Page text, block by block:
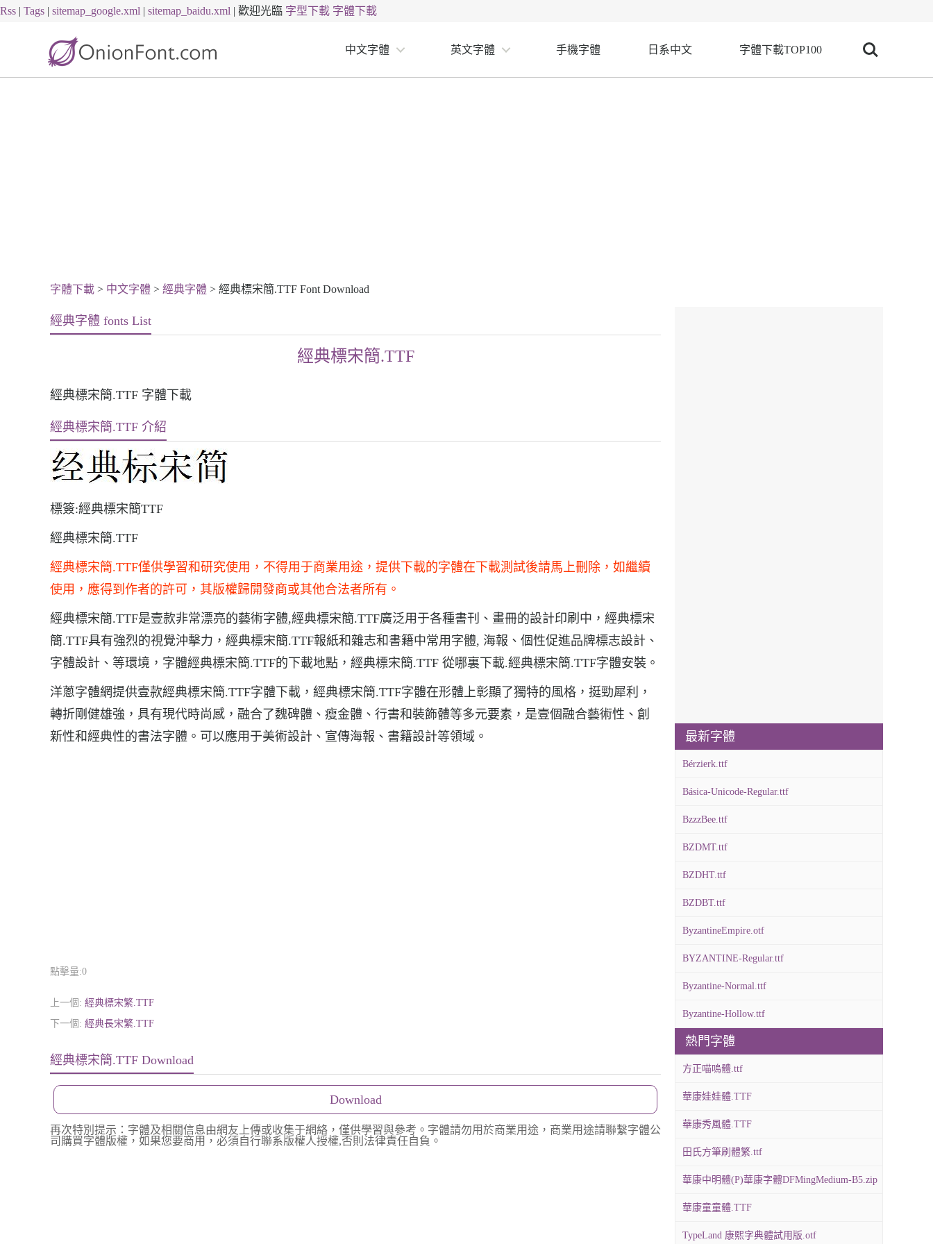
Rss | Tags | sitemap_google.xml | sitemap_baidu.xml | 歡迎光臨 字型下載 字體下載
中文字體 英文字體 手機字體 日系中文 字體下載TOP100
字體下載 > 中文字體 > 經典字體 > 經典標宋簡.TTF Font Download
經典字體 fonts List
經典標宋簡.TTF
經典標宋簡.TTF 字體下載
經典標宋簡.TTF 介紹
標簽:經典標宋簡TTF
經典標宋簡.TTF
經典標宋簡.TTF僅供學習和研究使用，不得用于商業用途，提供下載的字體在下載測試後請馬上刪除，如繼續
使用，應得到作者的許可，其版權歸開發商或其他合法者所有。
經典標宋簡.TTF是壹款非常漂亮的藝術字體,經典標宋簡.TTF廣泛用于各種書刊、畫冊的設計印刷中，經典標宋
簡.TTF具有強烈的視覺沖擊力，經典標宋簡.TTF報紙和雜志和書籍中常用字體, 海報、個性促進品牌標志設計、
字體設計、等環境，字體經典標宋簡.TTF的下載地點，經典標宋簡.TTF 從哪裏下載.經典標宋簡.TTF字體安裝。
洋蔥字體網提供壹款經典標宋簡.TTF字體下載，經典標宋簡.TTF字體在形體上彰顯了獨特的風格，挺勁犀利，
轉折剛健雄強，具有現代時尚感，融合了魏碑體、瘦金體、行書和裝飾體等多元要素，是壹個融合藝術性、創
新性和經典性的書法字體。可以應用于美術設計、宣傳海報、書籍設計等領域。
點擊量:0
上一個: 經典標宋繁.TTF
下一個: 經典長宋繁.TTF
經典標宋簡.TTF Download
Download
再次特別提示：字體及相關信息由網友上傳或收集于網絡，僅供學習與參考。字體請勿用於商業用途，商業用途請聯繫字體公
司購買字體版權，如果您要商用，必須自行聯系版權人授權,否則法律責任自負。
最新字體
Bérzierk.ttf
Básica-Unicode-Regular.ttf
BzzzBee.ttf
BZDMT.ttf
BZDHT.ttf
BZDBT.ttf
ByzantineEmpire.otf
BYZANTINE-Regular.ttf
Byzantine-Normal.ttf
Byzantine-Hollow.ttf
熱門字體
方正喵嗚體.ttf
華康娃娃體.TTF
華康秀風體.TTF
田氏方筆刷體繁.ttf
華康中明體(P)華康字體DFMingMedium-B5.zip
華康童童體.TTF
TypeLand 康熙字典體試用版.otf